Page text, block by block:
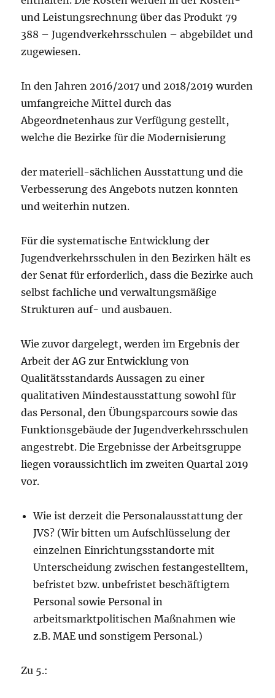
und Leistungsrechnung über das Produkt 79
388 – Jugendverkehrsschulen – abgebildet und
zugewiesen.
In den Jahren 2016/2017 und 2018/2019 wurden
umfangreiche Mittel durch das
Abgeordnetenhaus zur Verfügung gestellt,
welche die Bezirke für die Modernisierung
der materiell-sächlichen Ausstattung und die
Verbesserung des Angebots nutzen konnten
und weiterhin nutzen.
Für die systematische Entwicklung der
Jugendverkehrsschulen in den Bezirken hält es
der Senat für erforderlich, dass die Bezirke auch
selbst fachliche und verwaltungsmäßige
Strukturen auf- und ausbauen.
Wie zuvor dargelegt, werden im Ergebnis der
Arbeit der AG zur Entwicklung von
Qualitätsstandards Aussagen zu einer
qualitativen Mindestausstattung sowohl für
das Personal, den Übungsparcours sowie das
Funktionsgebäude der Jugendverkehrsschulen
angestrebt. Die Ergebnisse der Arbeitsgruppe
liegen voraussichtlich im zweiten Quartal 2019
vor.
Wie ist derzeit die Personalausstattung der
JVS? (Wir bitten um Aufschlüsselung der
einzelnen Einrichtungsstandorte mit
Unterscheidung zwischen festangestelltem,
befristet bzw. unbefristet beschäftigtem
Personal sowie Personal in
arbeitsmarktpolitischen Maßnahmen wie
z.B. MAE und sonstigem Personal.)
Zu 5.: